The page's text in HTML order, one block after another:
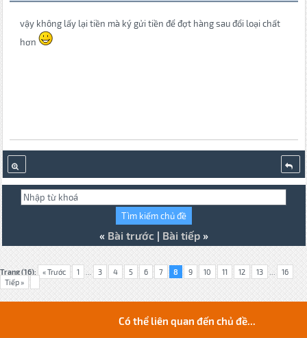
vậy không lấy lại tiền mà ký gửi tiền để đợt hàng sau đổi loại chất
hơn
« Bài trước| Bài tiếp»
Trang (16): « Trước 1 ... 3 4 5 6 7 8 9 10 11 12 13 ... 16
Tiếp »
Có thể liên quan đến chủ đề...